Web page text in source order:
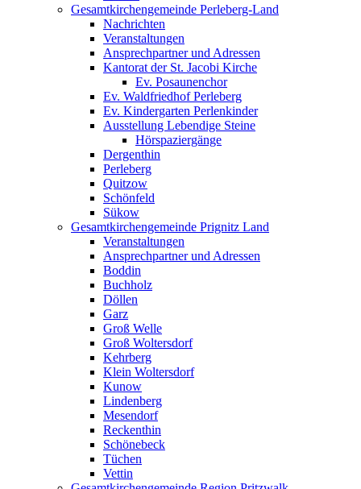
Gesamtkirchengemeinde Perleberg-Land
Nachrichten
Veranstaltungen
Ansprechpartner und Adressen
Kantorat der St. Jacobi Kirche
Ev. Posaunenchor
Ev. Waldfriedhof Perleberg
Ev. Kindergarten Perlenkinder
Ausstellung Lebendige Steine
Hörspaziergänge
Dergenthin
Perleberg
Quitzow
Schönfeld
Sükow
Gesamtkirchengemeinde Prignitz Land
Veranstaltungen
Ansprechpartner und Adressen
Boddin
Buchholz
Döllen
Garz
Groß Welle
Groß Woltersdorf
Kehrberg
Klein Woltersdorf
Kunow
Lindenberg
Mesendorf
Reckenthin
Schönebeck
Tüchen
Vettin